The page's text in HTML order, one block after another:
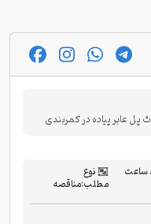
عابر پیاده در کمربندی
‫۹ سال و ۳ ماه قبل، شنبه ۳۰ اردیبهشت ۱۳۹۶، ساعت نوع
مطلب:مناقصه